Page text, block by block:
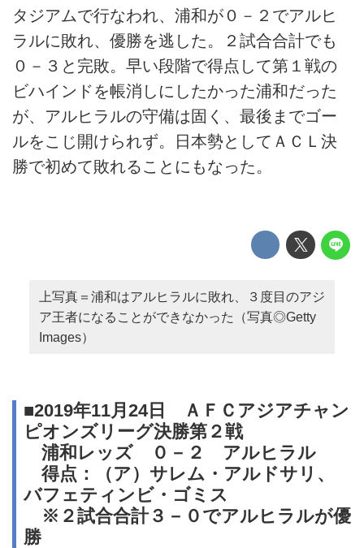
タジアムで行なわれ、浦和が０－２でアルヒ
ラルに敗れ、優勝を逃した。２試合合計でも
０－３と完敗。早い段階で得点して第１戦の
ビハインドを帳消しにしたかった浦和だった
が、アルヒラルの守備は固く、最後までゴー
ルをこじ開けられず。日本勢としてＡＣＬ決
勝で初めて敗れることにもなった。
上写真＝浦和はアルヒラルに敗れ、３度目のアジ
ア王者になることができなかった（写真◎Getty
Images）
■2019年11月24日 ＡＦＣアジアチャン
ピオンズリーグ決勝第２戦
浦和レッズ ０－２ アルヒラル
得点：（ア）サレム・アルドサリ、
バフェティンビ・ゴミス
※２試合合計３－０でアルヒラルが優
勝